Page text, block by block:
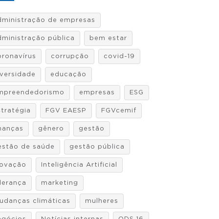
de empresas
pública bem estar
corrupção covid-19
educação
empresas ESG
FGV EAESP FGVcemif
gênero gestão
de saúde gestão pública
Inteligência Artificial
marketing
climáticas mulheres